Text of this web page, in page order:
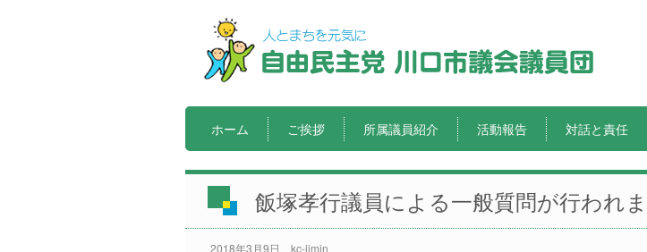
ホーム ご挨拶 所属議員紹介 活動報告 対話と責任
飯塚孝行議員による一般質問が行われ
2018年3月9日 kc-jimin